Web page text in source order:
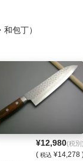
包丁）
¥12,980(税別)
( 税込 ¥14,278